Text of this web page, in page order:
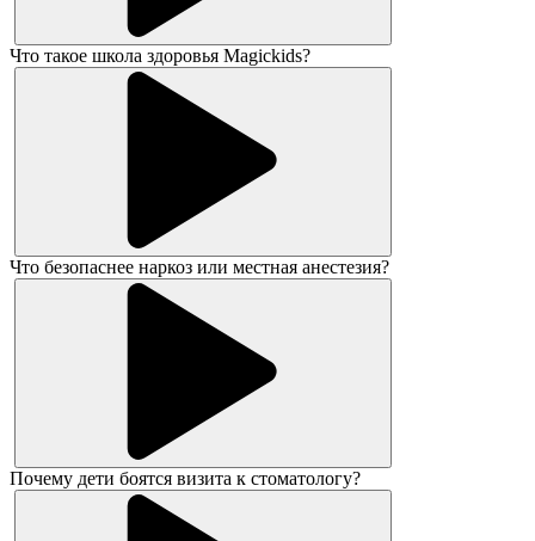
Что такое школа здоровья Magickids?
Что безопаснее наркоз или местная анестезия?
Почему дети боятся визита к стоматологу?